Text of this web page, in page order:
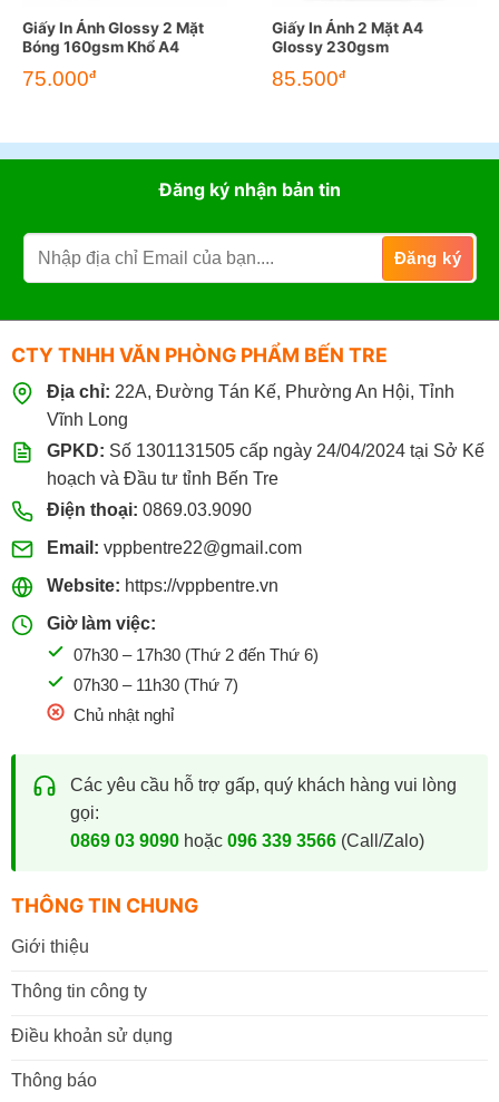
Giấy In Ảnh Glossy 2 Mặt
Bóng 160gsm Khổ A4
75.000đ
Giấy In Ảnh 2 Mặt A4
Glossy 230gsm
85.500đ
Đăng ký nhận bản tin
CTY TNHH VĂN PHÒNG PHẨM BẾN TRE
Địa chỉ: 22A, Đường Tán Kế, Phường An Hội, Tỉnh
Vĩnh Long
GPKD: Số 1301131505 cấp ngày 24/04/2024 tại Sở Kế
hoạch và Đầu tư tỉnh Bến Tre
Điện thoại: 0869.03.9090
Email: vppbentre22@gmail.com
Website: https://vppbentre.vn
Giờ làm việc:
07h30 – 17h30 (Thứ 2 đến Thứ 6)
07h30 – 11h30 (Thứ 7)
Chủ nhật nghỉ
Các yêu cầu hỗ trợ gấp, quý khách hàng vui lòng
gọi:
0869 03 9090hoặc 096 339 3566(Call/Zalo)
THÔNG TIN CHUNG
Giới thiệu
Thông tin công ty
Điều khoản sử dụng
Thông báo